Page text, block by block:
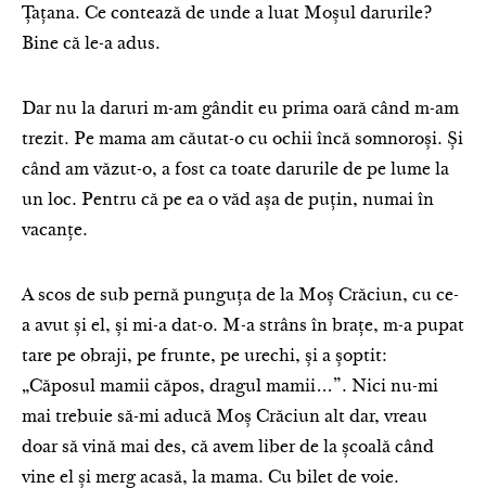
Țațana. Ce contează de unde a luat Moșul darurile?
Bine că le-a adus.
Dar nu la daruri m-am gândit eu prima oară când m-am
trezit. Pe mama am căutat-o cu ochii încă somnoroși. Și
când am văzut-o, a fost ca toate darurile de pe lume la
un loc. Pentru că pe ea o văd așa de puțin, numai în
vacanțe.
A scos de sub pernă punguța de la Moș Crăciun, cu ce-
a avut și el, și mi-a dat-o. M-a strâns în brațe, m-a pupat
tare pe obraji, pe frunte, pe urechi, și a șoptit:
„Căposul mamii căpos, dragul mamii…”. Nici nu-mi
mai trebuie să-mi aducă Moș Crăciun alt dar, vreau
doar să vină mai des, că avem liber de la școală când
vine el și merg acasă, la mama. Cu bilet de voie.